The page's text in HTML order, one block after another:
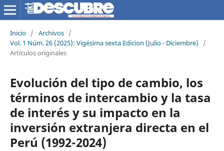
Inicio / Archivos /
Vol. 1 Núm. 26 (2025): Vigésima sexta Edicion (Julio - Diciembre)
/
Artículos originales
Evolución del tipo de cambio, los
términos de intercambio y la tasa
de interés y su impacto en la
inversión extranjera directa en el
Perú (1992-2024)